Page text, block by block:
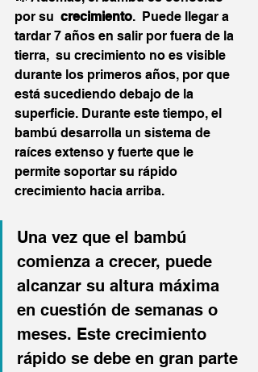
por su crecimiento.  Puede llegar a
tardar 7 años en salir por fuera de la
tierra,  su crecimiento no es visible
durante los primeros años, por que
está sucediendo debajo de la
superficie. Durante este tiempo, el
bambú desarrolla un sistema de
raíces extenso y fuerte que le
permite soportar su rápido
crecimiento hacia arriba.
Una vez que el bambú
comienza a crecer, puede
alcanzar su altura máxima
en cuestión de semanas o
meses. Este crecimiento
rápido se debe en gran parte